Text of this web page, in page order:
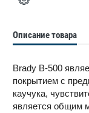
Описание товара
Brady B-500
покрытием с
каучука,
является общим